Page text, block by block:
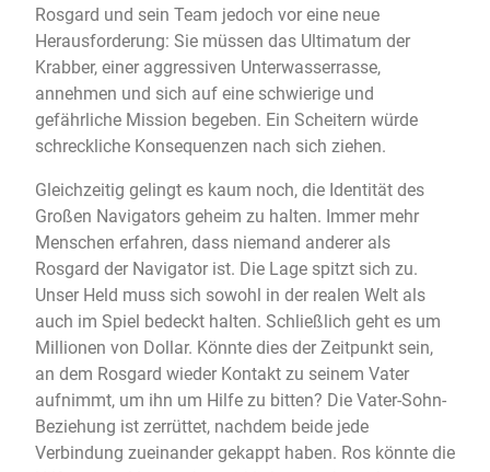
Rosgard und sein Team jedoch vor eine neue
Herausforderung: Sie müssen das Ultimatum der
Krabber, einer aggressiven Unterwasserrasse,
annehmen und sich auf eine schwierige und
gefährliche Mission begeben. Ein Scheitern würde
schreckliche Konsequenzen nach sich ziehen.
Gleichzeitig gelingt es kaum noch, die Identität des
Großen Navigators geheim zu halten. Immer mehr
Menschen erfahren, dass niemand anderer als
Rosgard der Navigator ist. Die Lage spitzt sich zu.
Unser Held muss sich sowohl in der realen Welt als
auch im Spiel bedeckt halten. Schließlich geht es um
Millionen von Dollar. Könnte dies der Zeitpunkt sein,
an dem Rosgard wieder Kontakt zu seinem Vater
aufnimmt, um ihn um Hilfe zu bitten? Die Vater-Sohn-
Beziehung ist zerrüttet, nachdem beide jede
Verbindung zueinander gekappt haben. Ros könnte die